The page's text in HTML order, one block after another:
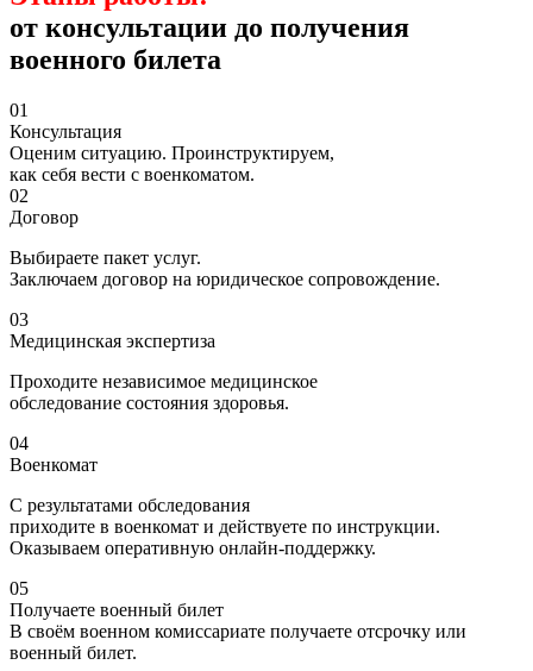
от консультации до получения
военного билета
01
Консультация
Оценим ситуацию. Проинструктируем,
как себя вести с военкоматом.
02
Договор
Выбираете пакет услуг.
Заключаем договор на юридическое сопровождение.
03
Медицинская экспертиза
Проходите независимое медицинское
обследование состояния здоровья.
04
Военкомат
С результатами обследования
приходите в военкомат и действуете по инструкции.
Оказываем оперативную онлайн-поддержку.
05
Получаете военный билет
В своём военном комиссариате получаете отсрочку или
военный билет.